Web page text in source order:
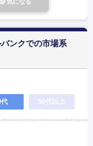
気になる
ンクでの市場系
50代以上